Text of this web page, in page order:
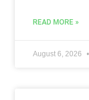
READ MORE »
August 6, 2026